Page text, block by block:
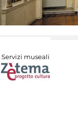
Servizi museali